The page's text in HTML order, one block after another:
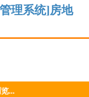
理系统]房地
...